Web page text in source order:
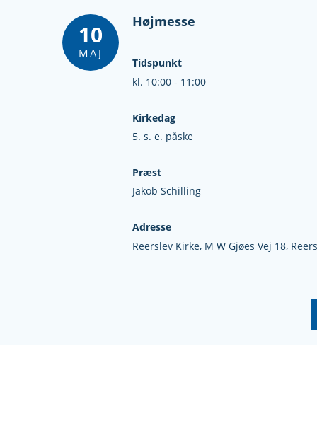
10
MAJ
Højmesse
Tidspunkt
kl. 10:00 - 11:00
Kirkedag
5. s. e. påske
Præst
Jakob Schilling
Adresse
Reerslev Kirke, M W Gjøes Vej 18,